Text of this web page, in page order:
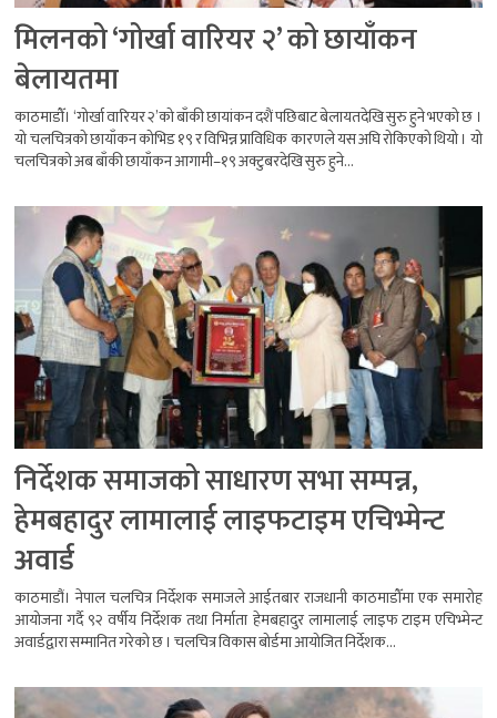
मिलनको ‘गोर्खा वारियर २’ को छायाँकन
बेलायतमा
काठमाडौँ। ‘गोर्खा वारियर २’को बाँकी छायांकन दशैं पछिबाट बेलायतदेखि सुरु हुने भएको छ ।
यो चलचित्रको छायाँकन कोभिड १९ र विभिन्न प्राविधिक कारणले यस अघि रोकिएको थियो । यो
चलचित्रको अब बाँकी छायाँकन आगामी–१९ अक्टुबरदेखि सुरु हुने...
निर्देशक समाजको साधारण सभा सम्पन्न,
हेमबहादुर लामालाई लाइफटाइम एचिभ्मेन्ट
अवार्ड
काठमाडौं। नेपाल चलचित्र निर्देशक समाजले आईतबार राजधानी काठमाडौँमा एक समारोह
आयोजना गर्दै ९२ वर्षीय निर्देशक तथा निर्माता हेमबहादुर लामालाई लाइफ टाइम एचिभ्मेन्ट
अवार्डद्वारा सम्मानित गरेको छ । चलचित्र विकास बोर्डमा आयोजित निर्देशक...